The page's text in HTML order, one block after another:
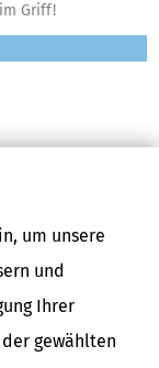
um unsere
und
Ihrer
gewählten
Griff!
EÜR für 2023
Griff!